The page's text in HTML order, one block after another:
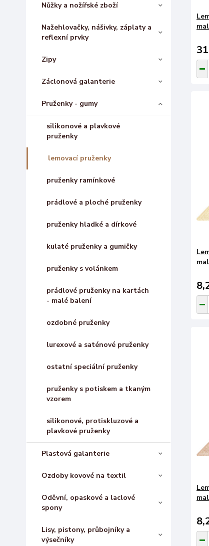
Nůžky a nožířské zboží
Nažehlovačky, nášivky, záplaty a
reflexní prvky
Zipy
Záclonová galanterie
Pruženky - gumy
silikonové a plavkové
pruženky
lemovací pruženky
pruženky ramínkové
prádlové a ploché pruženky
pruženky hladké a dírkové
kulaté pruženky a gumičky
pruženky s volánkem
prádlové pruženky na kartách
- malé balení
ozdobné pruženky
lurexové a saténové pruženky
ostatní speciální pruženky
pruženky s potiskem a tkaným
vzorem
silikonové, protiskluzové a
plavkové pruženky
Plastová galanterie
Ozdoby kovové na textil
Oděvní, opaskové a laclové
spony
Lisy, pistony, průbojníky a
výsečníky